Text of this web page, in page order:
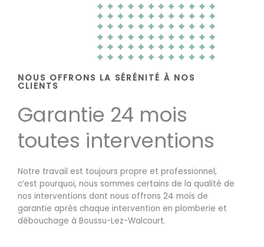
NOUS OFFRONS LA SÉRÉNITÉ À NOS
CLIENTS
Garantie 24 mois
toutes interventions
Notre travail est toujours propre et professionnel,
c’est pourquoi, nous sommes certains de la qualité de
nos interventions dont nous offrons 24 mois de
garantie après chaque intervention en plomberie et
débouchage à Boussu-Lez-Walcourt.